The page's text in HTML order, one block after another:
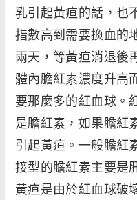
乳引起黃疸的話，也
指數高到需要換血的
兩天，等黃疸消退後
體內膽紅素濃度升高
要那麼多的紅血球。
是膽紅素，如果膽紅
引起黃疸。一般膽紅
接型的膽紅素主要是
黃疸是由於紅血球破